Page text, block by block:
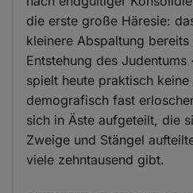
die erste große Häresie:
kleinere Abspaltung
Entstehung des
spielt heute praktisch
demografisch fast
sich in Äste aufgeteilt, die
Zweige und Stängel
viele zehntausend gibt.